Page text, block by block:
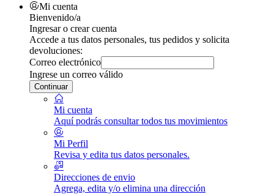
Mi cuenta
Bienvenido/a
Ingresar o crear cuenta
Accede a tus datos personales, tus pedidos y solicita
devoluciones:
Correo electrónico
Ingrese un correo válido
Continuar
Mi cuenta
Aquí podrás consultar todos tus movimientos
Mi Perfil
Revisa y edita tus datos personales.
Direcciones de envio
Agrega, edita y/o elimina una dirección